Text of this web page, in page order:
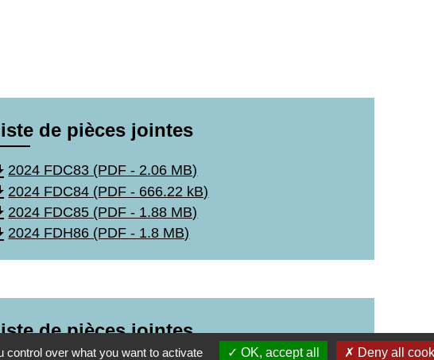
de pièces jointes
2024 FDC83 (PDF - 2.06 MB)
2024 FDC84 (PDF - 666.22 kB)
2024 FDC85 (PDF - 1.88 MB)
2024 FDH86 (PDF - 1.8 MB)
de pièces jointes
over what you want to activate OK, accept all Deny all